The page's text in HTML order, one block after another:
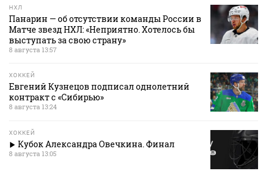
НХЛ
Панарин — об отсутствии команды России в
Матче звезд НХЛ: «Неприятно. Хотелось бы
выступать за свою страну»
8 августа 13:57
ХОККЕЙ
Евгений Кузнецов подписал однолетний
контракт с «Сибирью»
8 августа 13:24
ХОККЕЙ
Кубок Александра Овечкина. Финал
8 августа 13:05